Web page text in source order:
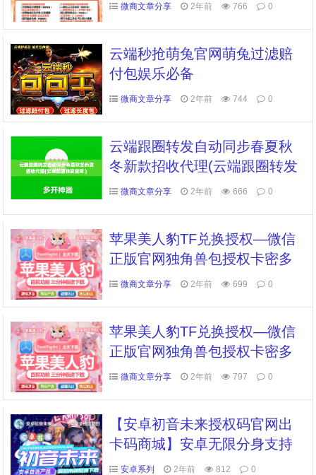
微商文章分享 2年前 766 0
云端秒抢萌兔官网萌兔过滤赔
付包娱乐必备
微商文章分享 2年前 744 0
云端跟圈转发自动同步春夏秋
冬新款招收代理(云端跟圈转发
官网 )
微商文章分享 2年前 666 0
苹果美人豹TF兑换授权—微信
正版官网独角兽包授权卡密多
开管理
微商文章分享 2年前 699 0
苹果美人豹TF兑换授权—微信
正版官网独角兽包授权卡密多
开管理
微商文章分享 2年前 797 0
【安卓初音未来授权码官网出
卡码商城】安卓无限分身支持
微信QQ抖音快手等所有应用
安卓系列 2年前 812 0